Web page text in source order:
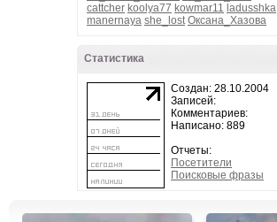
cattcher koolya77 kowmar11 ladusshka
manernaya she_lost Оксана_Хазова
Статистика
Создан: 28.10.2004
Записей:
Комментариев:
Написано: 889
Отчеты:
Посетители
Поисковые фразы